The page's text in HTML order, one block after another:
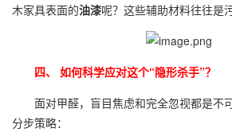
木家具表面的油漆呢？这些辅助材料往往是
四、 如何科学应对这个“隐形杀手”？
面对甲醛，盲目焦虑和完全忽视都是不
分步策略：